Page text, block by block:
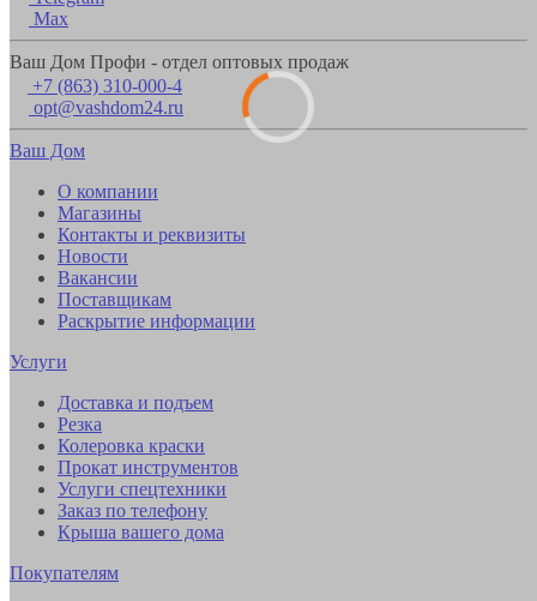
Max
Ваш Дом Профи - отдел оптовых продаж
+7 (863) 310-000-4
opt@vashdom24.ru
Ваш Дом
О компании
Магазины
Контакты и реквизиты
Новости
Вакансии
Поставщикам
Раскрытие информации
Услуги
Доставка и подъем
Резка
Колеровка краски
Прокат инструментов
Услуги спецтехники
Заказ по телефону
Крыша вашего дома
Покупателям